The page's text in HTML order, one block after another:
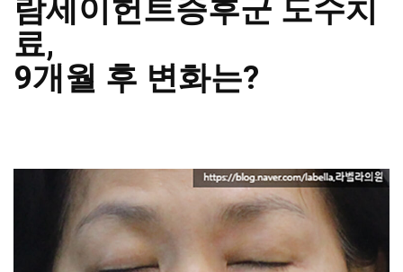
람세이헌트증후군 도수치
료,
9개월 후 변화는?